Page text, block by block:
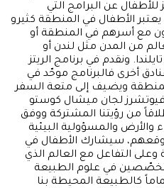
للأطفال عن البرامج التي
الأطفال في المنطقة كثيرو
مع أسرهم في المنطقة أو
من المدن مثل لندن أو
ونقدم في برنامج الريتز
أخرى فالبرنامج موحّد في
ويضيف إلى متعة السفر
لجان ميشال كوستو
من رؤيتنا المشتركة ووفق
والمسؤولية البيئية
سيشارك الأطفال في
التفاعل مع العالم الذي
في علوم الطبيعة
كالطبيعة المحيطة بنا